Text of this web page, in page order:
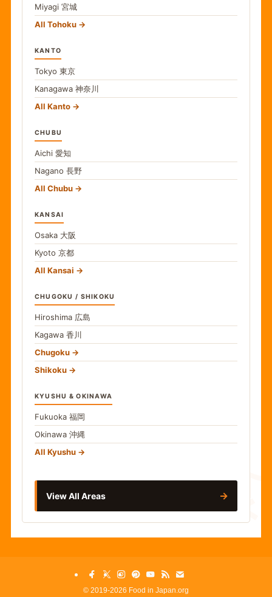
食
Miyagi 宮城
All Tohoku
KANTO
Tokyo 東京
Kanagawa 神奈川
All Kanto
CHUBU
Aichi 愛知
Nagano 長野
All Chubu
KANSAI
Osaka 大阪
Kyoto 京都
All Kansai
CHUGOKU / SHIKOKU
Hiroshima 広島
Kagawa 香川
Chugoku
Shikoku
KYUSHU & OKINAWA
Fukuoka 福岡
Okinawa 沖縄
All Kyushu
View All Areas →
© 2019-2026 Food in Japan.org